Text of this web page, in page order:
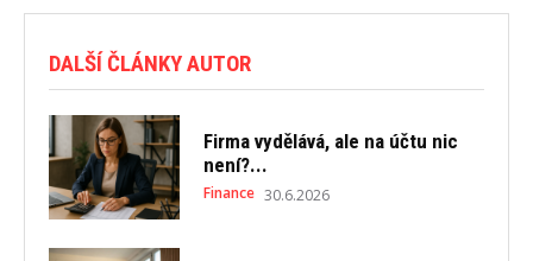
DALŠÍ ČLÁNKY AUTOR
Firma vydělává, ale na účtu nic
není?...
Finance 30.6.2026